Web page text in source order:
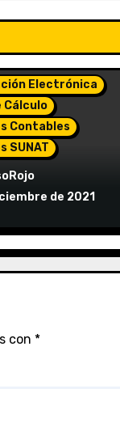
Electrónica
Cálculo
Contables
SUNAT
descarga de
de pago
sistemas del
de 2021
con *